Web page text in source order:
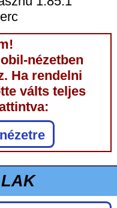
nézetben
Ha rendelni
válts teljes